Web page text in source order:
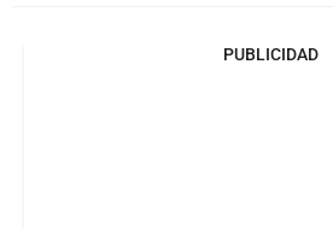
PUBLICIDAD